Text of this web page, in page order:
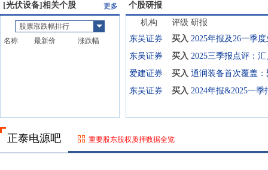
[光伏设备]相关个股 更多
股票涨跌幅排行
名称
最新价 涨跌幅
个股研报
机构
评级 研报
东吴证券
买入
东吴证券
买入
爱建证券
买入
东吴证券
买入
正泰电源吧 重要股东股权质押数据全览